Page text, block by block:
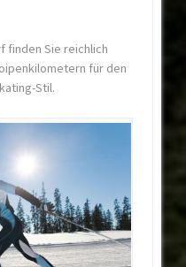
finden Sie reichlich
für den
Stil.